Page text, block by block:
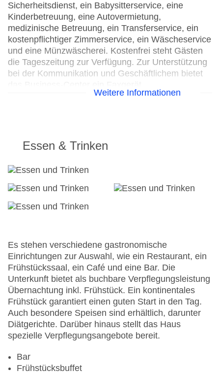
Sicherheitsdienst, ein Babysitterservice, eine
Kinderbetreuung, eine Autovermietung,
medizinische Betreuung, ein Transferservice, ein
kostenpflichtiger Zimmerservice, ein Wäscheservice
und eine Münzwäscherei. Kostenfrei steht Gästen
die Tageszeitung zur Verfügung. Zur Unterstützung
bei der Kommunikation und Geschäftlichem bietet
Check-out bis: 12:00:00
Konferenzraum
Hoteleröffnung: 2000
Hotelsafe
Lift
Zimmerservice: gegen Gebühr
Gesamtanzahl der Stockwerke: 5
Gesamtanzahl der Zimmer: 34
Pools:Indoor Pool, Outdoor Pool
Zahlungsarten: American Express, Diners Club,
EC Maestro, Mastercard, Visa
Landeskategorie: 4 Sterne
Weitere Informationen
Essen & Trinken
Es stehen verschiedene gastronomische
Einrichtungen zur Auswahl, wie ein Restaurant, ein
Frühstückssaal, ein Café und eine Bar. Die
Unterkunft bietet als buchbare Verpflegungsleistung
Übernachtung inkl. Frühstück. Ein kontinentales
Frühstück garantiert einen guten Start in den Tag.
Auch besondere Speisen sind erhältlich, darunter
Diätgerichte. Darüber hinaus stellt das Haus
spezielle Verpflegungsangebote bereit.
Bar
Frühstücksbuffet